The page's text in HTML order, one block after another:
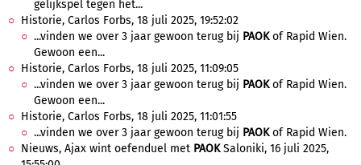
gelijkspel tegen het...
Historie, Carlos Forbs, 18 juli 2025, 19:52:02
...vinden we over 3 jaar gewoon terug bij PAOKof Rapid Wien.
Gewoon een...
Historie, Carlos Forbs, 18 juli 2025, 11:09:05
...vinden we over 3 jaar gewoon terug bij PAOKof Rapid Wien.
Gewoon een...
Historie, Carlos Forbs, 18 juli 2025, 11:01:55
...vinden we over 3 jaar gewoon terug bij PAOKof Rapid Wien.
Nieuws, Ajax wint oefenduel met PAOKSaloniki, 16 juli 2025,